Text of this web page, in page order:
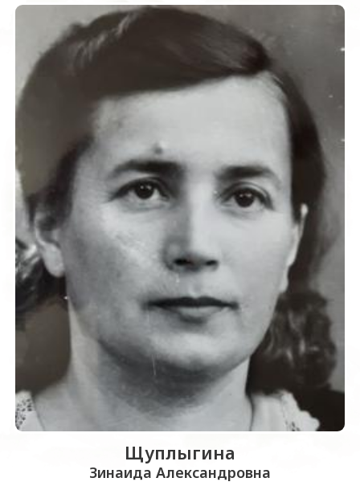
Щуплыгина
Зинаида Александровна